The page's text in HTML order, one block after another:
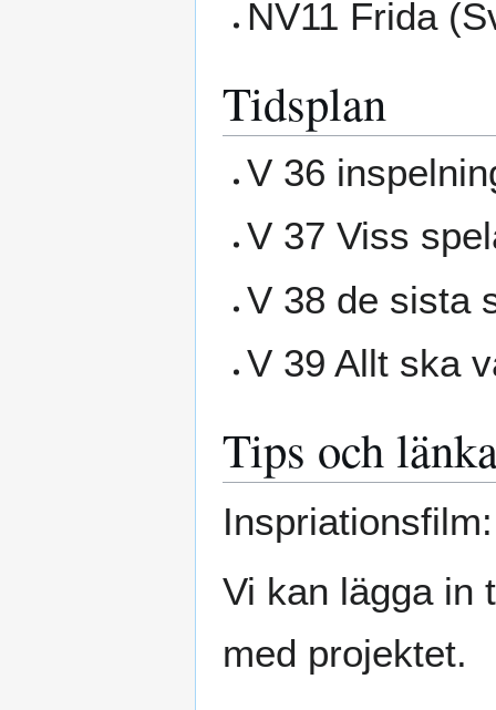
NV11 Frida
Tidsplan
V 36
V 37 Viss
V 38 de sista
V 39 Allt ska
Tips och
Vi kan lägga in
med projektet.